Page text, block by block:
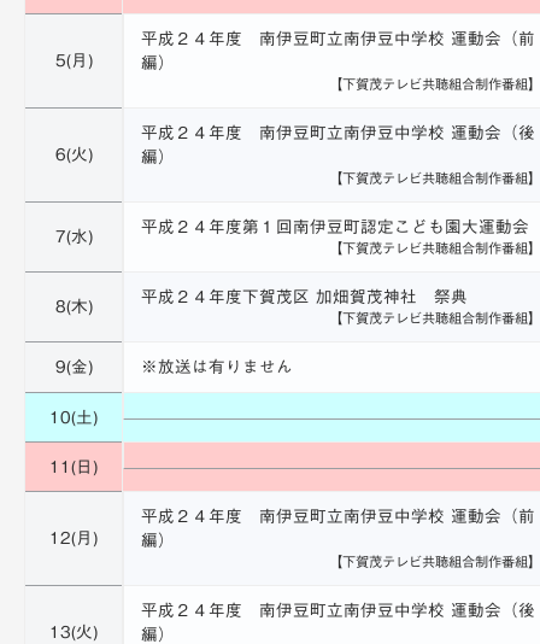
5(月)
平成２４年度 南伊豆町立南伊豆中学校 運動会（前
編）
【下賀茂テレビ共聴組合制作番組】
6(火)
平成２４年度 南伊豆町立南伊豆中学校 運動会（後
編）
【下賀茂テレビ共聴組合制作番組】
7(水)
平成２４年度第１回南伊豆町認定こども園大運動会
【下賀茂テレビ共聴組合制作番組】
8(木)
平成２４年度下賀茂区 加畑賀茂神社 祭典
【下賀茂テレビ共聴組合制作番組】
9(金) ※放送は有りません
10(土)
11(日)
12(月)
平成２４年度 南伊豆町立南伊豆中学校 運動会（前
編）
【下賀茂テレビ共聴組合制作番組】
13(火)
平成２４年度 南伊豆町立南伊豆中学校 運動会（後
編）